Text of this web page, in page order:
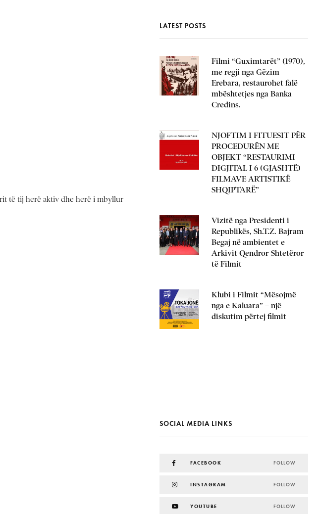
të tij herë aktiv dhe herë i mbyllur
LATEST POSTS
Filmi “Guximtarët” (1970),
me regji nga Gëzim
Erebara, restaurohet falë
mbështetjes nga Banka
Credins.
NJOFTIM I FITUESIT PËR
PROCEDURËN ME
OBJEKT “RESTAURIMI
DIGJITAL I 6 (GJASHTË)
FILMAVE ARTISTIKË
SHQIPTARË”
Vizitë nga Presidenti i
Republikës, Sh.T.Z. Bajram
Begaj në ambientet e
Arkivit Qendror Shtetëror
të Filmit
Klubi i Filmit “Mësojmë
nga e Kaluara” – një
diskutim përtej filmit
SOCIAL MEDIA LINKS
FACEBOOK FOLLOW
INSTAGRAM FOLLOW
YOUTUBE FOLLOW